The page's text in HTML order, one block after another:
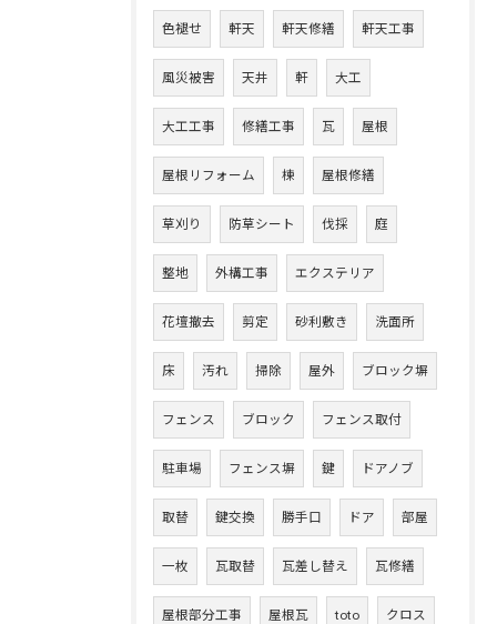
色褪せ 軒天 軒天修繕 軒天工事
風災被害 天井 軒 大工
大工工事 修繕工事 瓦 屋根
屋根リフォーム 棟 屋根修繕
草刈り 防草シート 伐採 庭
整地 外構工事 エクステリア
花壇撤去 剪定 砂利敷き 洗面所
床 汚れ 掃除 屋外 ブロック塀
フェンス ブロック フェンス取付
駐車場 フェンス塀 鍵 ドアノブ
取替 鍵交換 勝手口 ドア 部屋
一枚 瓦取替 瓦差し替え 瓦修繕
屋根部分工事 屋根瓦 toto クロス